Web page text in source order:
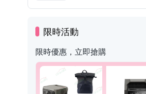
限時活動
限時優惠，立即搶購